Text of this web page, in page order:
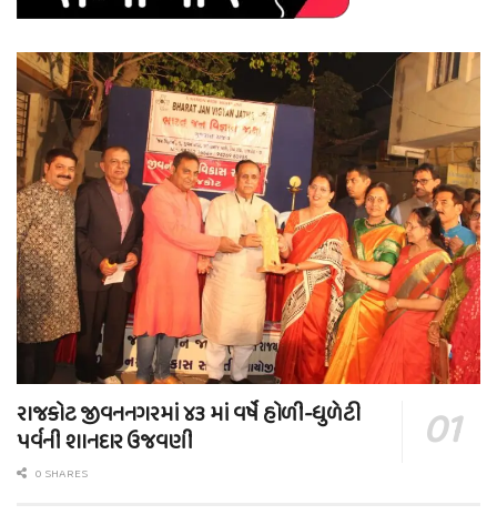
રાજકોટ જીવનનગરમાં ૪૩ માં વર્ષે હોળી-ધુળેટી
પર્વની શાનદાર ઉજવણી
0 SHARES